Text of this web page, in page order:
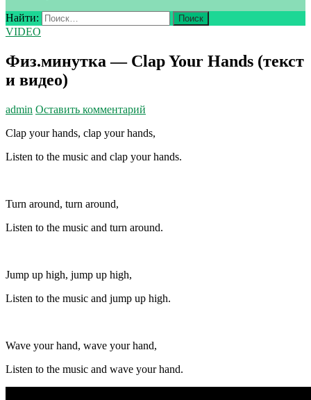
Найти:
VIDEO
Физ.минутка — Clap Your Hands (текст
и видео)
admin Оставить комментарий
Clap your hands, clap your hands,
Listen to the music and clap your hands.
Turn around, turn around,
Listen to the music and turn around.
Jump up high, jump up high,
Listen to the music and jump up high.
Wave your hand, wave your hand,
Listen to the music and wave your hand.